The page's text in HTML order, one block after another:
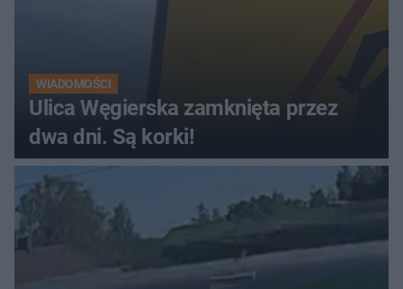
WIADOMOŚCI
Ulica Węgierska zamknięta przez
dwa dni. Są korki!